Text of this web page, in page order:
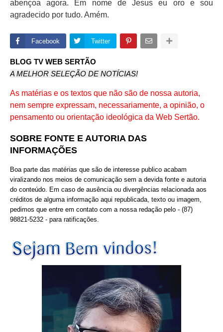
abençoa agora. Em nome de Jesus eu oro e sou
agradecido por tudo. Amém.
Facebook Twitter
BLOG TV WEB SERTÃO
A MELHOR SELEÇÃO DE NOTÍCIAS!
As matérias e os textos que não são de nossa autoria,
nem sempre expressam, necessariamente, a opinião, o
pensamento ou orientação ideológica da Web Sertão.
SOBRE FONTE E AUTORIA DAS
INFORMAÇÕES
Boa parte das matérias que são de interesse publico acabam
viralizando nos meios de comunicação sem a devida fonte e autoria
do conteúdo. Em caso de ausência ou divergências relacionada aos
créditos de alguma informação aqui republicada, texto ou imagem,
pedimos que entre em contato com a nossa redação pelo - (87)
98821-5232 - para ratificações.